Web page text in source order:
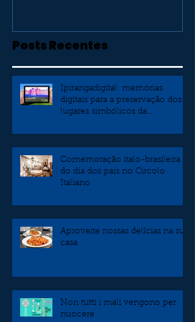
Posts Recentes
Ipirangadigital: memórias
digitais para a preservação dos
lugares simbólicos da
Comemoração italo-brasileira
do dia dos pais no Circolo
Italiano
Aproveite nossas delícias na sua
casa
Non tutti i mali vengono per
nuocere